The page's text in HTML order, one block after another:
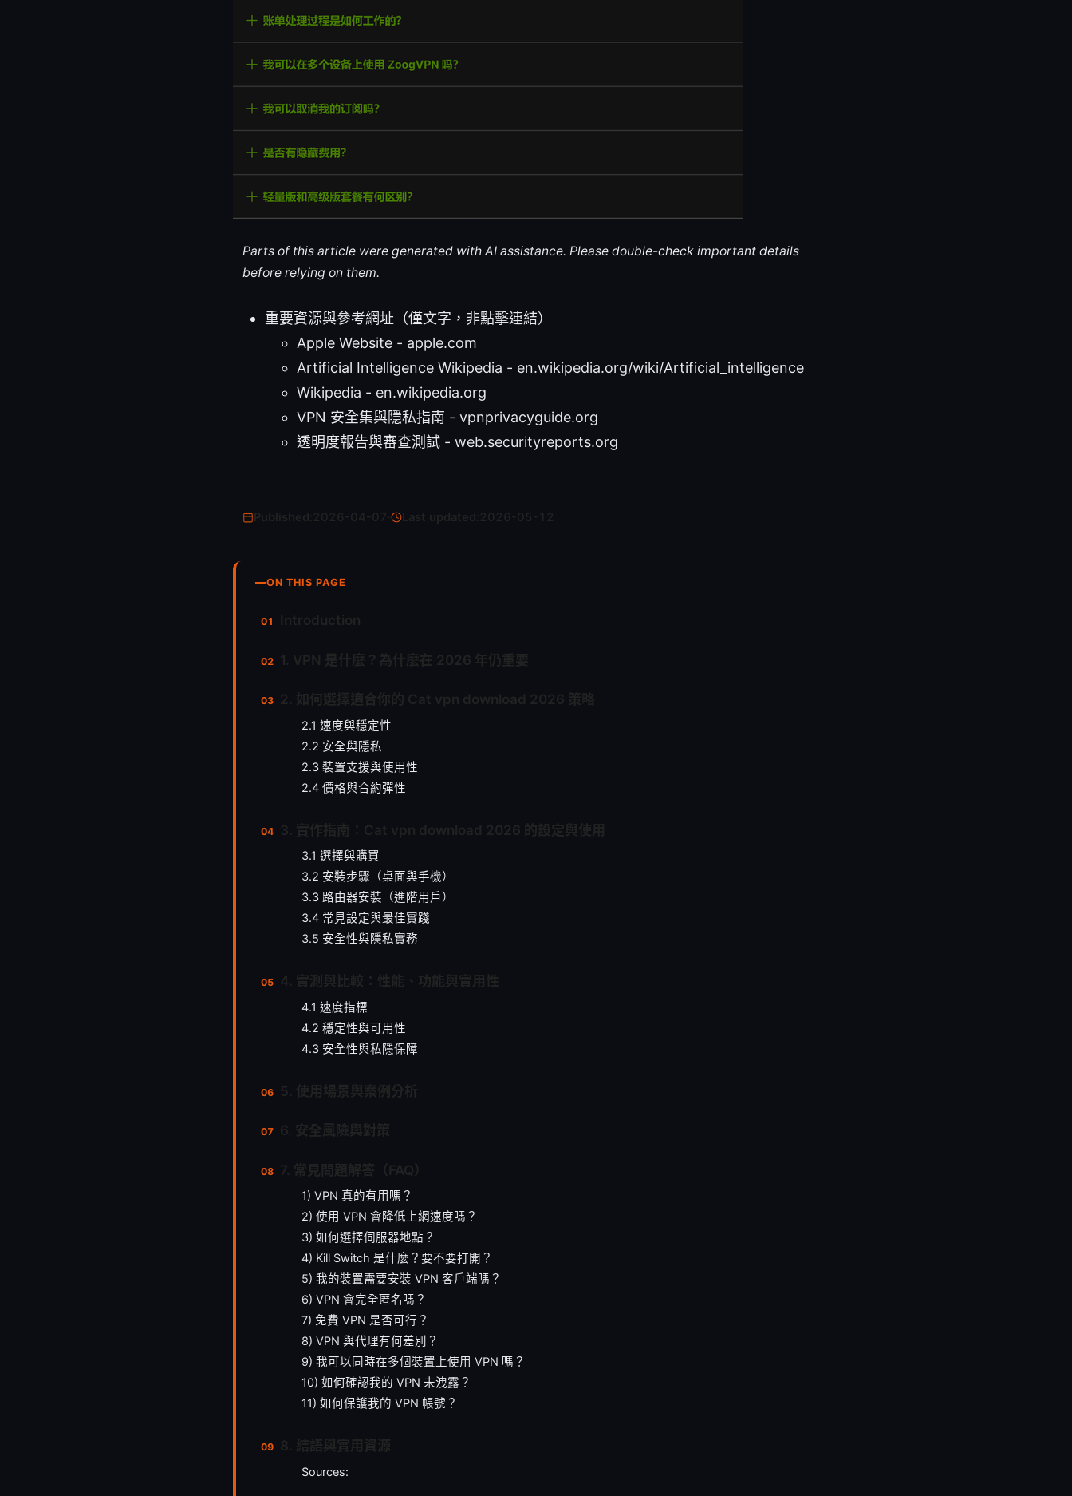
Parts of this article were generated with AI assistance. Please double-check important details
before relying on them.
重要資源與參考網址（僅文字，非點擊連結）
Apple Website - apple.com
Artificial Intelligence Wikipedia - en.wikipedia.org/wiki/Artificial_intelligence
Wikipedia - en.wikipedia.org
VPN 安全集與隱私指南 - vpnprivacyguide.org
透明度報告與審查測試 - web.securityreports.org
Last updated:
ON THIS PAGE
2.1 速度與穩定性
2.2 安全與隱私
2.3 裝置支援與使用性
2.4 價格與合約彈性
3.1 選擇與購買
3.2 安裝步驟（桌面與手機）
3.3 路由器安裝（進階用戶）
3.4 常見設定與最佳實踐
3.5 安全性與隱私實務
4.1 速度指標
4.2 穩定性與可用性
4.3 安全性與私隱保障
1) VPN 真的有用嗎？
2) 使用 VPN 會降低上網速度嗎？
3) 如何選擇伺服器地點？
4) Kill Switch 是什麼？要不要打開？
5) 我的裝置需要安裝 VPN 客戶端嗎？
6) VPN 會完全匿名嗎？
7) 免費 VPN 是否可行？
8) VPN 與代理有何差別？
9) 我可以同時在多個裝置上使用 VPN 嗎？
10) 如何確認我的 VPN 未洩露？
11) 如何保護我的 VPN 帳號？
Sources: